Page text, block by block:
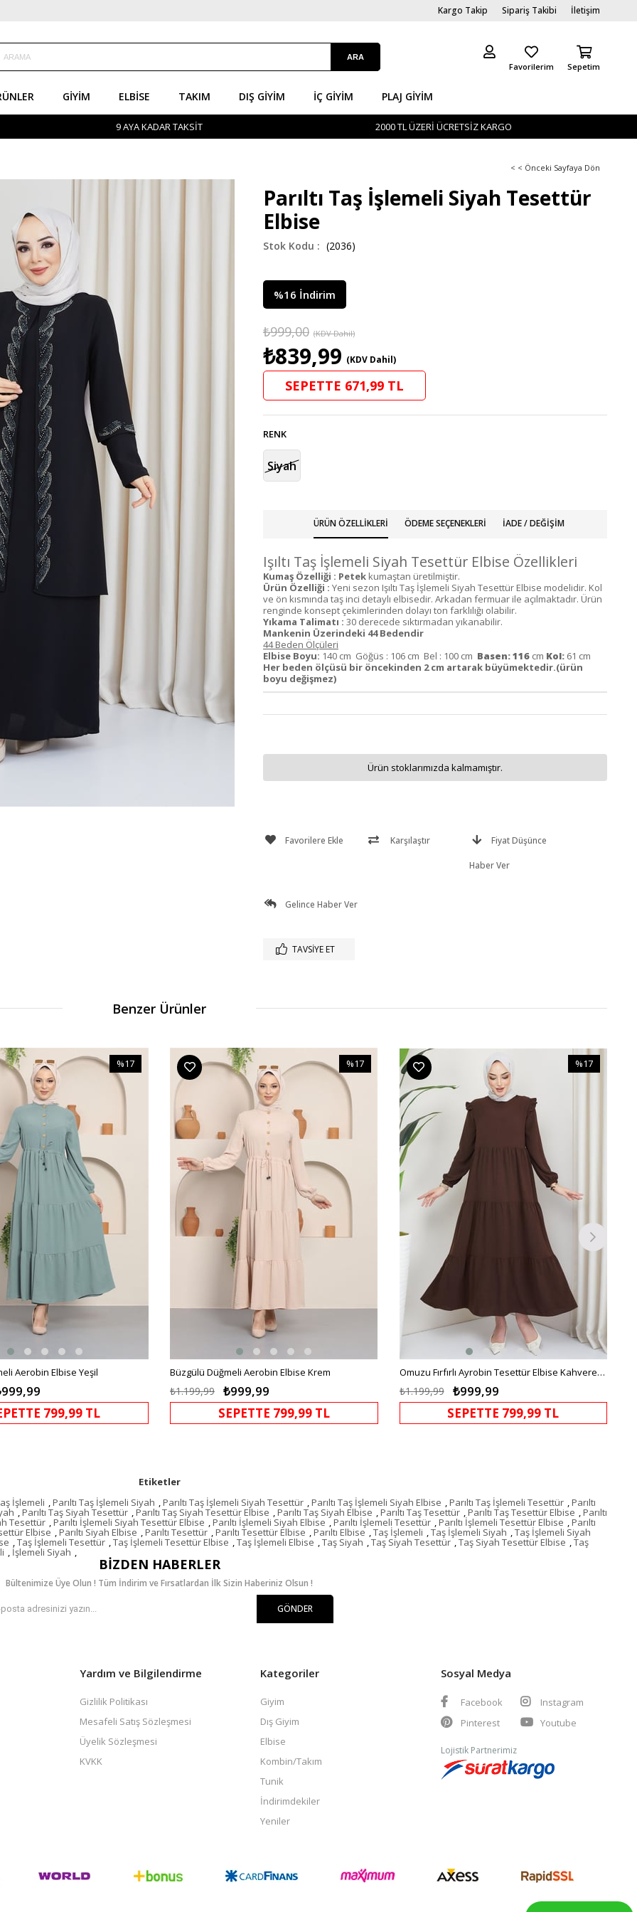
Kargo Takip Sipariş Takibi İletişim
Sepetim
Favorilerim
GIYIM ELBISE TAKIM DIŞ GIYIM İÇ GİYIM PLAJ GIYIM
9 AYA KADAR TAKSİT 2000 TL ÜZERİ ÜCRETSİZ KARGO
< < Önceki Sayfaya Dön
Parıltı Taş İşlemeli Siyah Tesettür
Elbise
(2036)
%16 İndirim
₺999,00 (KDV Dahil)
₺839,99 (KDV Dahil)
SEPETTE 671,99 TL
RENK
Siyah
ÜRÜN ÖZELLIKLERI ÖDEME SEÇENEKLERI İADE / DEĞIŞIM
Işıltı Taş İşlemeli Siyah Tesettür Elbise Özellikleri
Kumaş Özelliği : Petek kumaştan üretilmiştir.
Ürün Özelliği : Yeni sezon Işıltı Taş İşlemeli Siyah Tesettür Elbise modelidir. Kol
ve ön kısmında taş inci detaylı elbisedir. Arkadan fermuar ile açılmaktadır. Ürün
renginde konsept çekimlerinden dolayı ton farklılığı olabilir.
Yıkama Talimatı : 30 derecede sıktırmadan yıkanabilir.
Mankenin Üzerindeki 44 Bedendir
44 Beden Ölçüleri
Elbise Boyu: 140 cm Göğüs : 106 cm Bel : 100 cm Basen: 116 cm Kol: 61 cm
Her beden ölçüsü bir öncekinden 2 cm artarak büyümektedir.(ürün
boyu değişmez)
Ürün stoklarımızda kalmamıştır.
Favorilere Ekle Karşılaştır Fiyat Düşünce
Haber Ver
Gelince Haber Ver
TAVSIYE ET
Benzer Ürünler
Aerobin Elbise Yeşil
%17
İndirim
799,99 TL
Büzgülü Düğmeli Aerobin Elbise Krem
₺999,99
₺1.199,99
%17
İndirim
%17İndirim
SEPETTE 799,99 TL
Omuzu Fırfırlı Ayrobin Tesettür Elbise Kahverengi HM2062
₺999,99
₺1.199,99
%17
SEPETTE 799,99 TL
Etiketler
İşlemeli ,Parıltı Taş İşlemeli Siyah ,Parıltı Taş İşlemeli Siyah Tesettür ,Parıltı Taş İşlemeli Siyah Elbise ,Parıltı Taş İşlemeli Tesettür ,Parıltı
,Parıltı Taş Siyah Tesettür ,Parıltı Taş Siyah Tesettür Elbise ,Parıltı Taş Siyah Elbise ,Parıltı Taş Tesettür ,Parıltı Taş Tesettür Elbise ,Parıltı
Tesettür ,Parıltı İşlemeli Siyah Tesettür Elbise ,Parıltı İşlemeli Siyah Elbise ,Parıltı İşlemeli Tesettür ,Parıltı İşlemeli Tesettür Elbise ,Parıltı
Elbise ,Parıltı Siyah Elbise ,Parıltı Tesettür ,Parıltı Tesettür Elbise ,Parıltı Elbise ,Taş İşlemeli ,Taş İşlemeli Siyah ,Taş İşlemeli Siyah
,Taş İşlemeli Tesettür ,Taş İşlemeli Tesettür Elbise ,Taş İşlemeli Elbise ,Taş Siyah ,Taş Siyah Tesettür ,Taş Siyah Tesettür Elbise ,Taş
, İşlemeli Siyah ,
BIZDEN HABERLER
Bültenimize Üye Olun ! Tüm İndirim ve Fırsatlardan İlk Sizin Haberiniz Olsun !
GÖNDER
Yardım ve Bilgilendirme
Gizlilik Politikası
Mesafeli Satış Sözleşmesi
Üyelik Sözleşmesi
KVKK
Kategoriler
Giyim
Dış Giyim
Elbise
Kombin/Takım
Tunik
İndirimdekiler
Yeniler
Sosyal Medya
Facebook
Instagram
Pinterest
Youtube
Lojistik Partnerimiz